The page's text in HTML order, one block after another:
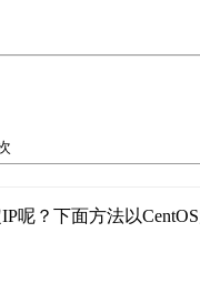
呢？下面方法以